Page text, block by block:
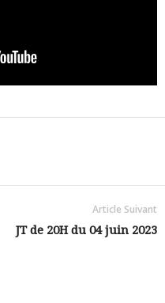
Article Suivant
JT de 20H du 04 juin 2023